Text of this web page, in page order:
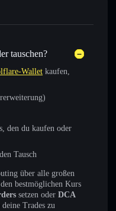
tauschen?
Wallet kaufen,
den du kaufen oder
Tausch
über alle großen
bestmöglichen Kurs
setzen oder DCA
Trades zu